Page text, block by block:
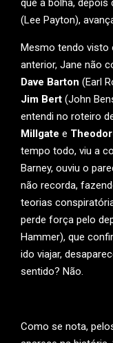
que a bolha, depois
(Lee Payton),
Mesmo tendo visto
anterior, Jane não
Dave Barton (Earl
Jim Bert (John
entendi no roteiro
Millgate e
tempo todo, viu a
Barney, ouviu o
não recorda,
teorias
perde força pelo
Hammer), que
ido viajar,
sentido? Não.
Como se nota,